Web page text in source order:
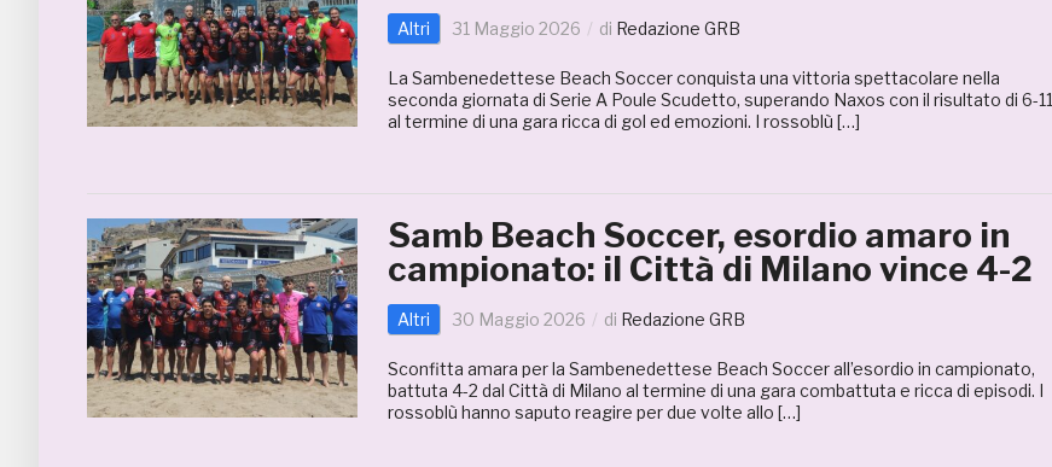
Altri 31 Maggio 2026 di Redazione GRB
La Sambenedettese Beach Soccer conquista una vittoria spettacolare nella
seconda giornata di Serie A Poule Scudetto, superando Naxos con il risultato di 6-11
al termine di una gara ricca di gol ed emozioni. I rossoblù […]
Samb Beach Soccer, esordio amaro in
campionato: il Città di Milano vince 4-2
Altri 30 Maggio 2026 di Redazione GRB
Sconfitta amara per la Sambenedettese Beach Soccer all’esordio in campionato,
battuta 4-2 dal Città di Milano al termine di una gara combattuta e ricca di episodi. I
rossoblù hanno saputo reagire per due volte allo […]